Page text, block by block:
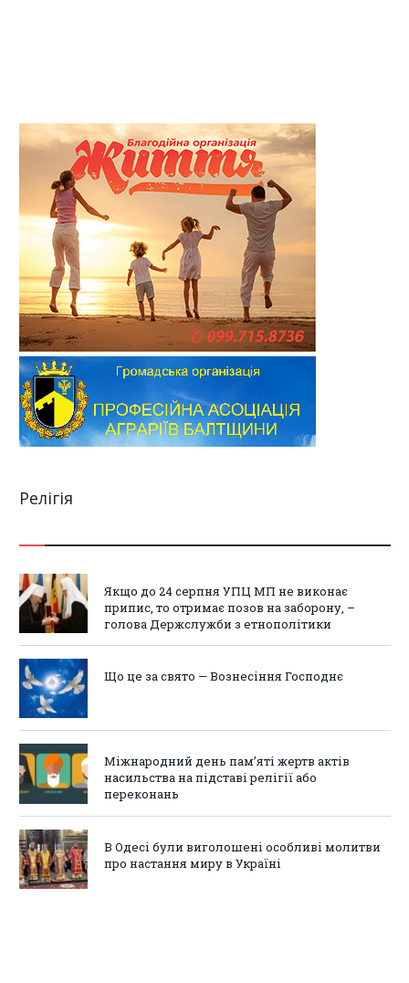
Релігія
Якщо до 24 серпня УПЦ МП не виконає
припис, то отримає позов на заборону, –
голова Держслужби з етнополітики
Що це за свято — Вознесіння Господнє
Міжнародний день пам’яті жертв актів
насильства на підставі релігії або
переконань
В Одесі були виголошені особливі молитви
про настання миру в Україні